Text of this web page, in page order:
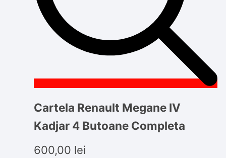
Cartela Renault Megane IV
Kadjar 4 Butoane Completa
600,00 lei